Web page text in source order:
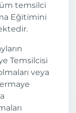
temsilci
Eğitimini
Temsilcisi
veya